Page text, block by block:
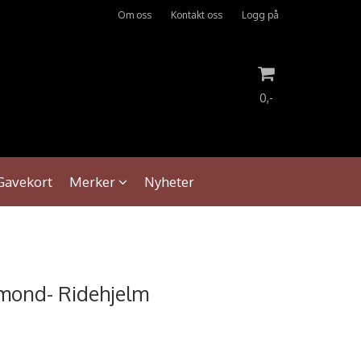
Om oss Kontakt oss Logg på
0,-
Merker Nyheter
Ridehjelm